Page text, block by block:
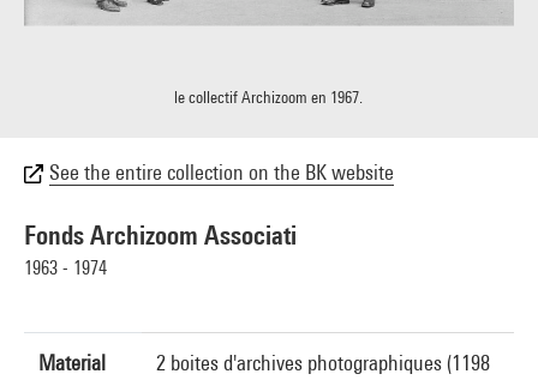
Fonds Archizoom Associati
1963 - 1974
Material
2 boites d'archives photographiques (1198
le collectif Archizoom en 1967.
See the entire collection on the BK website